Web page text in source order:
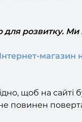
для розвитку.
магазин
щоб на сайті
повинен